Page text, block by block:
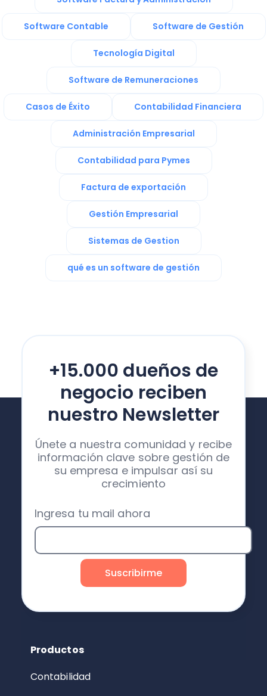
Software Contable Software de Gestión
Tecnología Digital
Software de Remuneraciones
Casos de Éxito Contabilidad Financiera
Administración Empresarial
Contabilidad para Pymes
Factura de exportación
Gestión Empresarial
Sistemas de Gestion
qué es un software de gestión
+15.000 dueños de
negocio reciben
nuestro Newsletter
Únete a nuestra comunidad y recibe
información clave sobre gestión de
su empresa e impulsar así su
crecimiento
Ingresa tu mail ahora
Productos
Contabilidad